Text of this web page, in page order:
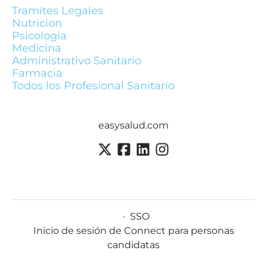
Tramites Legales
Nutricion
Psicologia
Medicina
Administrativo Sanitario
Farmacia
Todos los Profesional Sanitario
easysalud.com
· SSO
Inicio de sesión de Connect para personas
candidatas